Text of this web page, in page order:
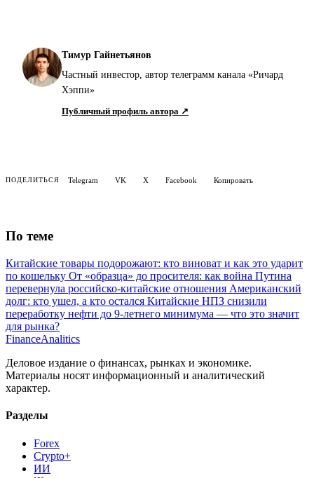
Тимур Гайнетьянов
Частный инвестор, автор телеграмм канала «Ричард
Хэппи»
Публичный профиль автора ↗
ПОДЕЛИТЬСЯ Telegram VK X Facebook Копировать
По теме
Китайские товары подорожают: кто виноват и как это ударит
по кошельку От «образца» до просителя: как война Путина
перевернула российско-китайские отношения Американский
долг: кто ушел, а кто остался Китайские НПЗ снизили
переработку нефти до 9-летнего минимума — что это значит
для рынка?
FinanceAnalitics
Деловое издание о финансах, рынках и экономике.
Материалы носят информационный и аналитический
характер.
Разделы
Forex
Crypto+
ИИ